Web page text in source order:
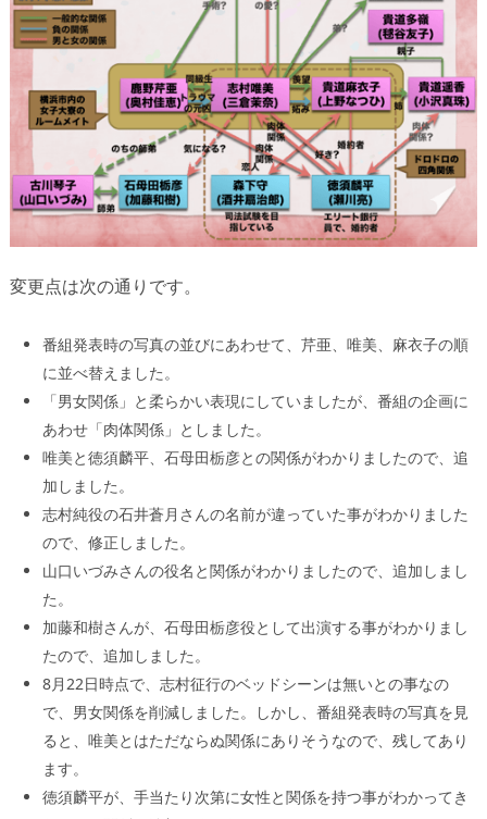
変更点は次の通りです。
番組発表時の写真の並びにあわせて、芹亜、唯美、麻衣子の順
に並べ替えました。
「男女関係」と柔らかい表現にしていましたが、番組の企画に
あわせ「肉体関係」としました。
唯美と徳須麟平、石母田栃彦との関係がわかりましたので、追
加しました。
志村純役の石井蒼月さんの名前が違っていた事がわかりました
ので、修正しました。
山口いづみさんの役名と関係がわかりましたので、追加しまし
た。
加藤和樹さんが、石母田栃彦役として出演する事がわかりまし
たので、追加しました。
8月22日時点で、志村征行のベッドシーンは無いとの事なの
で、男女関係を削減しました。しかし、番組発表時の写真を見
ると、唯美とはただならぬ関係にありそうなので、残してあり
ます。
徳須麟平が、手当たり次第に女性と関係を持つ事がわかってき